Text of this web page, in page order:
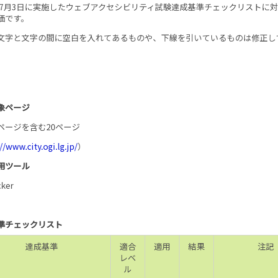
月3日に実施したウェブアクセシビリティ試験達成基準チェックリストに
す。
字と文字の間に空白を入れてあるものや、下線を引いているものは修正し
ページ
ージを含む20ページ
www.city.ogi.lg.jp/）
ツール
チェックリスト
達成基準
適合
レベ
ル
適用 結果 注記